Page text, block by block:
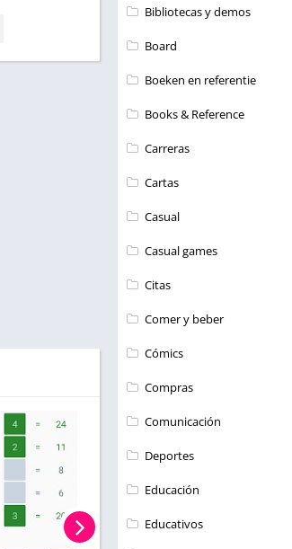
Bibliotecas y demos
Board
Boeken en referentie
Books & Reference
Carreras
Cartas
Casual
Casual games
Citas
Comer y beber
Cómics
Compras
Comunicación
Deportes
Educación
Educativos